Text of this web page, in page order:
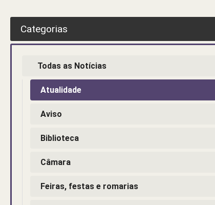
Categorias
Todas as Notícias
Atualidade
Aviso
Biblioteca
Câmara
Feiras, festas e romarias